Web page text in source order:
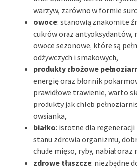
warzyw, zarówno w formie
owoce: stanowią znakomite
cukrów oraz antyoksydantów,
owoce sezonowe, które są
odżywczych i smakowych,
produkty zbożowe
energię oraz błonnik
prawidłowe trawienie, warto
produkty jak chleb
owsianka,
białko: istotne dla
stanu zdrowia organizmu,
chude mięso, ryby, nabiał
zdrowe tłuszcze: niezbędne